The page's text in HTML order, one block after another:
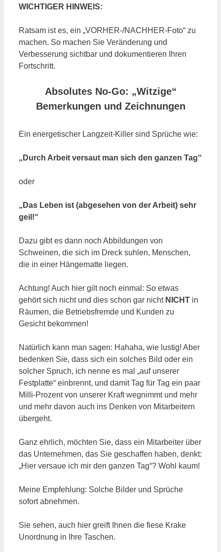
WICHTIGER HINWEIS:
Ratsam ist es, ein „VORHER-/NACHHER-Foto“ zu
machen. So machen Sie Veränderung und
Verbesserung sichtbar und dokumentieren Ihren
Fortschritt.
Absolutes No-Go: „Witzige“
Bemerkungen und Zeichnungen
Ein energetischer Langzeit-Killer sind Sprüche wie:
„Durch Arbeit versaut man sich den ganzen Tag“
oder
„Das Leben ist (abgesehen von der Arbeit) sehr
geil!“
Dazu gibt es dann noch Abbildungen von
Schweinen, die sich im Dreck suhlen, Menschen,
die in einer Hängematte liegen.
Achtung! Auch hier gilt noch einmal: So etwas
gehört sich nicht und dies schon gar nicht NICHT in
Räumen, die Betriebsfremde und Kunden zu
Gesicht bekommen!
Natürlich kann man sagen: Hahaha, wie lustig! Aber
bedenken Sie, dass sich ein solches Bild oder ein
solcher Spruch, ich nenne es mal „auf unserer
Festplatte“ einbrennt, und damit Tag für Tag ein paar
Milli-Prozent von unserer Kraft wegnimmt und mehr
und mehr davon auch ins Denken von Mitarbeitern
übergeht.
Ganz ehrlich, möchten Sie, dass ein Mitarbeiter über
das Unternehmen, das Sie geschaffen haben, denkt:
„Hier versaue ich mir den ganzen Tag“? Wohl kaum!
Meine Empfehlung: Solche Bilder und Sprüche
sofort abnehmen.
Sie sehen, auch hier greift Ihnen die fiese Krake
Unordnung in Ihre Taschen.